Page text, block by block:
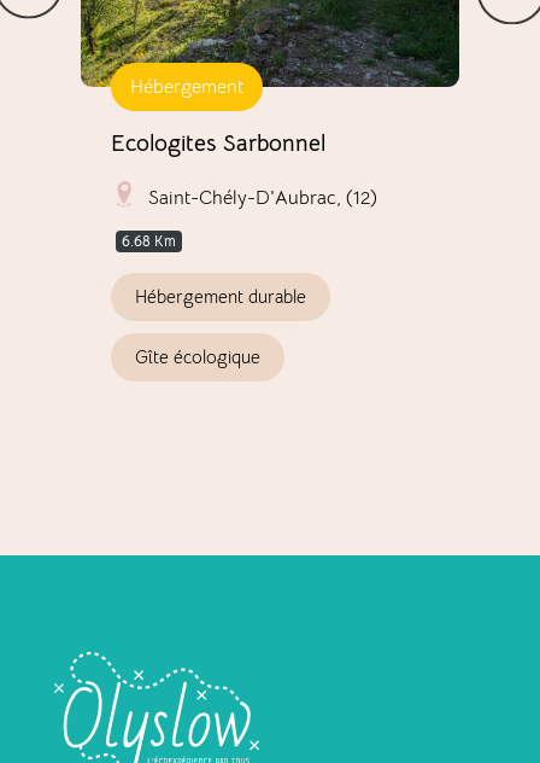
Hébergement
Ecologites Sarbonnel
Saint-Chély-D'Aubrac, (12)
6.68 Km
Hébergement durable
Gîte écologique